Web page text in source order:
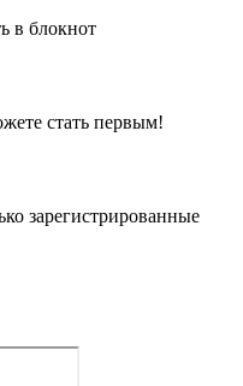
в блокнот
стать первым!
зарегистрированные